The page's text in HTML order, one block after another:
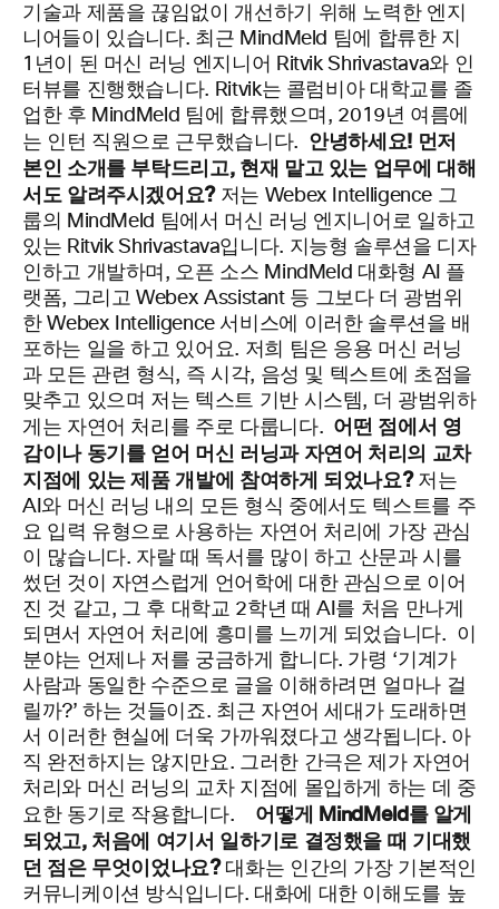
기 술과 제 품을 끊임없이 개선하기 위해 노력한 엔지
니어들이 있습니다. 최근 MindMeld 팀에 합류한 지
1년이 된 머신 러닝 엔지니어 Ritvik S hrivastava와 인
터뷰를 진행했습니다. Ritvik는 콜럼비아 대학교를 졸
업한 후 MindMeld 팀에 합류했으며, 2019년 여름에
는 인턴 직원으로 근무했습니다.
안녕하세요! 먼저
본인 소개를 부탁드리고, 현재 맡고 있는 업무에 대해
서도 알려주시겠어요? 저는 Webex Intelligence 그
룹의 MindMeld 팀에서 머신 러닝 엔지니어로 일하고
있는 Ritvik Shrivastava입니다. 지능형 솔루션을 디자
인하고 개발하며, 오픈 소스 MindMeld 대화형 AI 플
랫폼, 그리고 Webex Assistant 등 그보다 더 광범위
한 Webex Intelligence 서비스에 이러한 솔루션을 배
포하는 일을 하고 있어요. 저희 팀은 응용 머신 러닝
과 모든 관련 형식, 즉 시각, 음성 및 텍스트에 초점을
맞추고 있으며 저는 텍스트 기반 시스템, 더 광범위하
게는 자연어 처리를 주로 다룹니다. 어떤 점에서 영
감이나 동기를 얻어 머신 러닝과 자연어 처리의 교차
지점에 있는 제품 개발에 참여하게 되었나요? 저는
AI와 머신 러닝 내의 모든 형식 중에서도 텍스트를 주
요 입력 유형으로 사용하는 자연어 처리에 가장 관심
이 많습니다. 자랄 때 독서를 많이 하고 산문과 시를
썼던 것이 자연스럽게 언어학에 대한 관심으로 이어
진 것 같고, 그 후 대학교 2학년 때 AI를 처음 만나게
되면서 자연어 처리에 흥미를 느끼게 되었습니다.
이
분야는 언제나 저를 궁금하게 합니다. 가령 ‘기계가
사람과 동일한 수준으로 글을 이해하려면 얼마나 걸
릴까?’ 하는 것들이죠. 최근 자연어 세대가 도래하면
서 이러한 현실에 더욱 가까워졌다고 생각됩니다. 아
직 완전하지는 않지만요. 그러한 간극은 제가 자연어
처리와 머신 러닝의 교차 지점에 몰입하게 하는 데 중
요한 동기로 작용합니다.
어떻게 MindMeld를 알게
되었고, 처음에 여기서 일하기로 결정했을 때 기대했
던 점은 무엇이었나요? 대화는 인간의 가장 기본적인
커뮤니케이션 방식입니다. 대화에 대한 이해도를 높